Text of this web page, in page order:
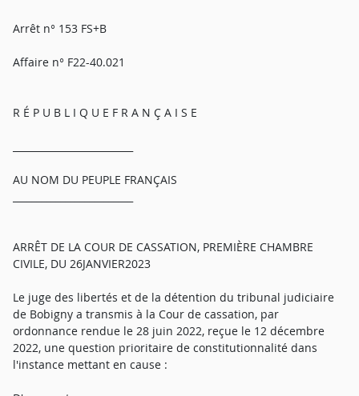
Arrêt n° 153 FS+B
Affaire n° F22-40.021
R É P U B L I Q U E F R A N Ç A I S E
AU NOM DU PEUPLE FRANÇAIS
ARRÊT DE LA COUR DE CASSATION, PREMIÈRE CHAMBRE
CIVILE, DU 26JANVIER2023
Le juge des libertés et de la détention du tribunal judiciaire
de Bobigny a transmis à la Cour de cassation, par
ordonnance rendue le 28 juin 2022, reçue le 12 décembre
2022, une question prioritaire de constitutionnalité dans
l'instance mettant en cause :